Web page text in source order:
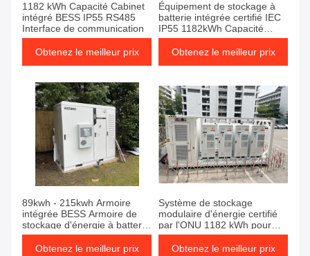
1182 kWh Capacité Cabinet
intégré BESS IP55 RS485
Interface de communication
Obtenez le meilleur prix
Équipement de stockage à
batterie intégrée certifié IEC
IP55 1182kWh Capacité
18500kg Poids
Obtenez le meilleur prix
89kwh - 215kwh Armoire
intégrée BESS Armoire de
stockage d'énergie à batterie
extérieure
Obtenez le meilleur prix
Système de stockage
modulaire d'énergie certifié
par l'ONU 1182 kWh pour
une utilisation durable de
l'énergie
Obtenez le meilleur prix